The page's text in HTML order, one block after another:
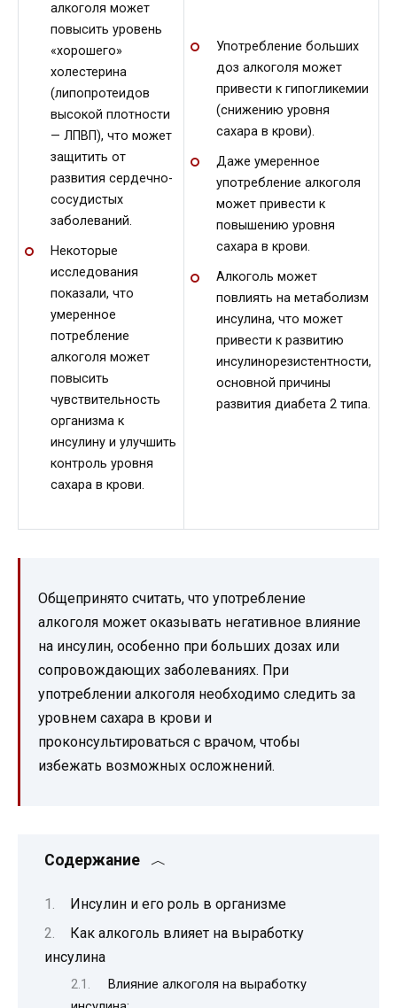
алкоголя может
повысить уровень
«хорошего»
холестерина
(липопротеидов
высокой плотности
— ЛПВП), что может
защитить от
развития сердечно-
сосудистых
заболеваний.
Некоторые
исследования
показали, что
умеренное
потребление
алкоголя может
повысить
чувствительность
организма к
инсулину и улучшить
контроль уровня
сахара в крови.
Употребление больших
доз алкоголя может
привести к гипогликемии
(снижению уровня
сахара в крови).
Даже умеренное
употребление алкоголя
может привести к
повышению уровня
сахара в крови.
Алкоголь может
повлиять на метаболизм
инсулина, что может
привести к развитию
инсулинорезистентности,
основной причины
развития диабета 2 типа.
Общепринято считать, что употребление
алкоголя может оказывать негативное влияние
на инсулин, особенно при больших дозах или
сопровождающих заболеваниях. При
употреблении алкоголя необходимо следить за
уровнем сахара в крови и
проконсультироваться с врачом, чтобы
избежать возможных осложнений.
Содержание
Инсулин и его роль в организме
Как алкоголь влияет на выработку
инсулина
Влияние алкоголя на выработку